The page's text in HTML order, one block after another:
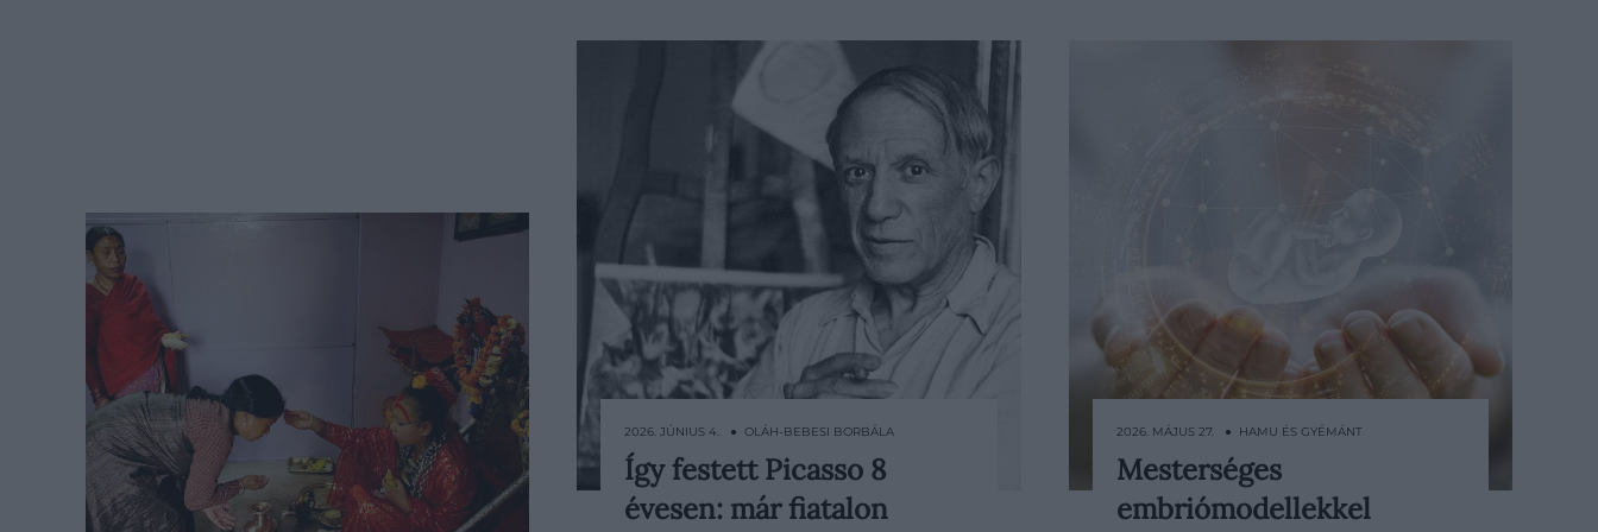
Pablo Picasso nevét ma többnyire
automatikusan a kubizmussal és a
2026. JÚNIUS 4. ● OLÁH-BEBESI BORBÁLA
Így festett Picasso 8
évesen: már fiatalon
Kína új kísérlete azt vizsgálja, hogyan
hat az űrkörnyezet az emberi
2026. MÁJUS 27. ● HAMU ÉS GYÉMÁNT
Mesterséges
embriómodellekkel